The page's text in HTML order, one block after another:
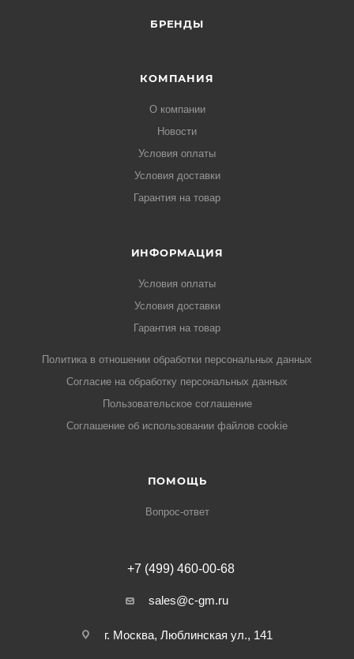
БРЕНДЫ
КОМПАНИЯ
О компании
Новости
Условия оплаты
Условия доставки
Гарантия на товар
ИНФОРМАЦИЯ
Условия оплаты
Условия доставки
Гарантия на товар
Политика в отношении обработки персональных данных
Cогласие на обработку персональных данных
Пользовательское соглашение
Cоглашение об использовании файлов cookie
ПОМОЩЬ
Вопрос-ответ
+7 (499) 460-00-68
sales@c-gm.ru
г. Москва, Люблинская ул., 141